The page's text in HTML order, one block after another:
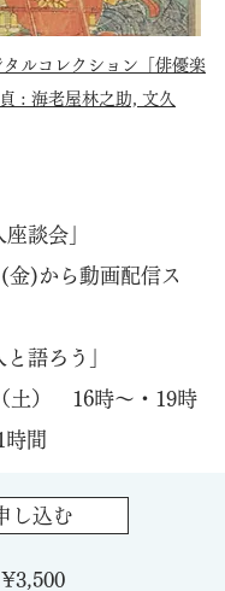
ルコレクション 「俳優楽
: 海老屋林之助, 文久
談会」
金)から動画配信ス
と語ろう」
土） 16時～・19時
時間
し込む
​¥3,500